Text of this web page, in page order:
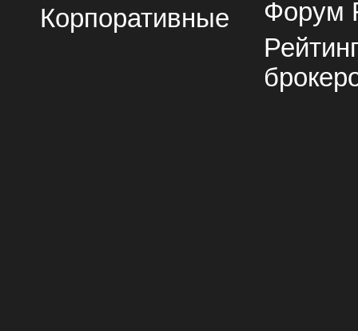
Корпоративные
Форум